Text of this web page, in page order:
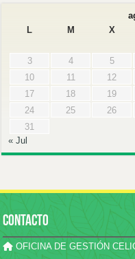
L
M X
3
4 5
10
11 12
17
18 19
24
25 26
31
« Jul
CONTACTO
OFICINA DE GESTIÓN